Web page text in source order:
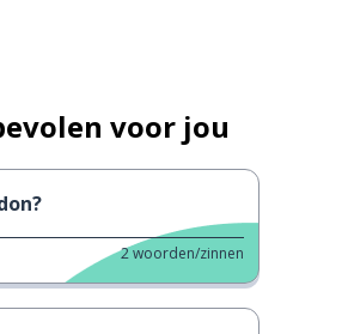
voor jou
2woorden/zinnen